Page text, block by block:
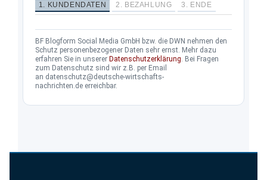
1. KUNDENDATEN 2. BEZAHLUNG 3. ENDE
BF Blogform Social Media GmbH bzw. die DWN nehmen den
Schutz personenbezogener Daten sehr ernst. Mehr dazu
erfahren Sie in unserer Datenschutzerklärung. Bei Fragen
zum Datenschutz sind wir z.B. per Email
an datenschutz@deutsche-wirtschafts-
nachrichten.de erreichbar.